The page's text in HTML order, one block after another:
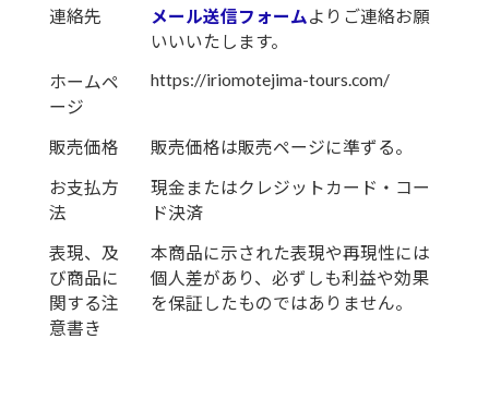
連絡先
メール送信フォームよりご連絡お願
いいいたします。
ホームペ
ージ
https://iriomotejima-tours.com/
販売価格
販売価格は販売ページに準ずる。
お支払方
法
現金またはクレジットカード・コー
ド決済
表現、及
び商品に
関する注
意書き
本商品に示された表現や再現性には
個人差があり、必ずしも利益や効果
を保証したものではありません。